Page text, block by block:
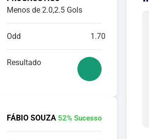
Menos de 2.0,2.5 Gols
Odd 1.70
Resultado
FÁBIO SOUZA 52% Sucesso